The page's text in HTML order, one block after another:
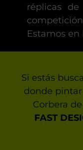
réplicas
Estamos en
Si estás
donde
Corbera
FAST